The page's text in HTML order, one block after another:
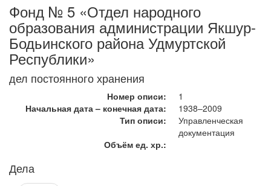
Фонд № 5 «Отдел народного
образования администрации Якшур-
Бодьинского района Удмуртской
Республики»
дел постоянного хранения
Номер описи:
1
Начальная дата – конечная дата:
1938–2009
Тип описи:
Управленческая
документация
Объём ед. хр.:
Дела